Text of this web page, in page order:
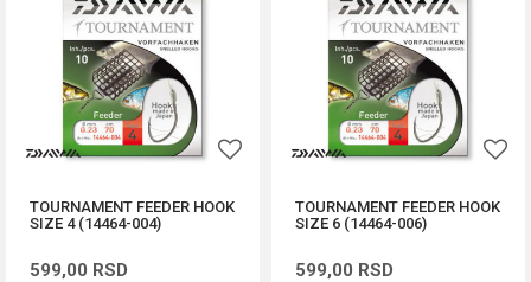
TOURNAMENT FEEDER HOOK
SIZE 4 (14464-004)
599,00 RSD
TOURNAMENT FEEDER HOOK
SIZE 6 (14464-006)
599,00 RSD